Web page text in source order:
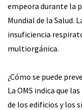
empeora durante la
Mundial de la Salud.
insuficiencia
multiorgánica.
¿Cómo se puede
La OMS indica que
de los edificios y los